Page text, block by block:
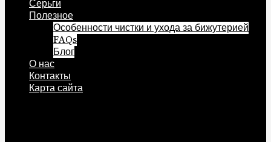
Серьги
Полезное
Особенности чистки и ухода за бижутерией
FAQs
Блог
О нас
Контакты
Карта сайта